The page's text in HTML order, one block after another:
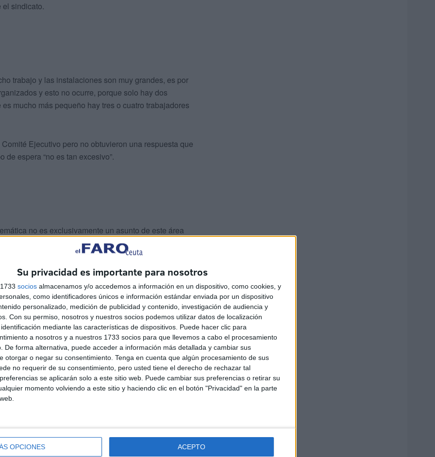
Su privacidad es importante para nosotros
socios almacenamos y/o accedemos a información en un dispositivo, como cookies, y
como identificadores únicos e información estándar enviada por un dispositivo
personalizado, medición de publicidad y contenido, investigación de audiencia y
Con su permiso, nosotros y nuestros socios podemos utilizar datos de localización
mediante las características de dispositivos. Puede hacer clic para
a nosotros y a nuestros 1733 socios para que llevemos a cabo el procesamiento
De forma alternativa, puede acceder a información más detallada y cambiar sus
otorgar o negar su consentimiento. Tenga en cuenta que algún procesamiento de sus
no requerir de su consentimiento, pero usted tiene el derecho de rechazar tal
se aplicarán solo a este sitio web. Puede cambiar sus preferencias o retirar su
momento volviendo a este sitio y haciendo clic en el botón "Privacidad" en la parte
OPCIONES ACEPTO
el sindicato.
trabajo y las instalaciones son muy grandes, es por
y esto no ocurre, porque solo hay dos
mucho más pequeño hay tres o cuatro trabajadores
Ejecutivo pero no obtuvieron una respuesta que
espera “no es tan excesivo”.
no es exclusivamente un asunto de este área
que necesitan ser mejoradas, como ocurre en
medicina interna”, añadieron desde la formación
y que son los encargados de valorar al paciente
puede hacer es, una vez es derivado al médico, que
facultativos para poder realizar la consulta”,